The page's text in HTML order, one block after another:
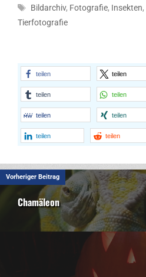
Schlagwörter
Bildarchiv, Fotografie, Insekten,
Tierfotografie
teilen teilen
teilen teilen
teilen teilen
teilen teilen
Vorheriger Beitrag
Chamäleon